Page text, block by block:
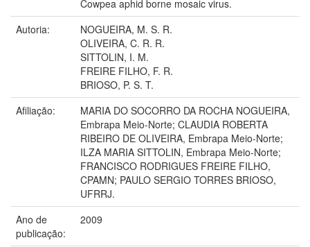
Cowpea aphid borne mosaic virus.
Autoria:
NOGUEIRA, M. S. R.
OLIVEIRA, C. R. R.
SITTOLIN, I. M.
FREIRE FILHO, F. R.
BRIOSO, P. S. T.
Afiliação:
MARIA DO SOCORRO DA ROCHA NOGUEIRA,
Embrapa Meio-Norte; CLAUDIA ROBERTA
RIBEIRO DE OLIVEIRA, Embrapa Meio-Norte;
ILZA MARIA SITTOLIN, Embrapa Meio-Norte;
FRANCISCO RODRIGUES FREIRE FILHO,
CPAMN; PAULO SERGIO TORRES BRIOSO,
UFRRJ.
Ano de
publicação:
2009